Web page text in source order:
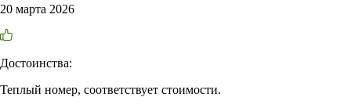
20 марта 2026
Достоинства:
Теплый номер, соответствует стоимости.